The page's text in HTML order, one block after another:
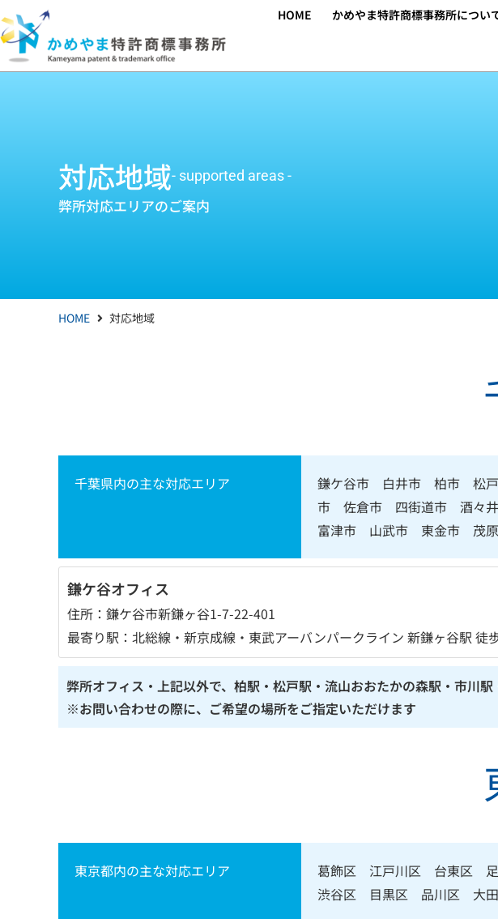
容
を
HOME かめやま特許商標事務所につい
対応地域- supported areas -
弊所対応エリアのご案内
HOME 対応地域
千葉県内の主な対応エリア
鎌ケ谷市 白井市 柏市 松
市 佐倉市 四街道市 酒々
富津市 山武市 東金市 茂
鎌ケ谷オフィス
住所：鎌ケ谷市新鎌ヶ谷1-7-22-401
最寄り駅：北総線・新京成線・東武アーバンパークライン 新鎌ヶ谷駅 徒
弊所オフィス・上記以外で、柏駅・松戸駅・流山おおたかの森駅・市川
※お問い合わせの際に、ご希望の場所をご指定いただけます
東京都内の主な対応エリア
葛飾区 江戸川区 台東区
渋谷区 目黒区 品川区 大